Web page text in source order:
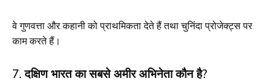
वे गुणवत्ता और कहानी को प्राथमिकता देते हैं तथा चुनिंदा प्रोजेक्ट्स पर
काम करते हैं।
7. दक्षिण भारत का सबसे अमीर अभिनेता कौन है?